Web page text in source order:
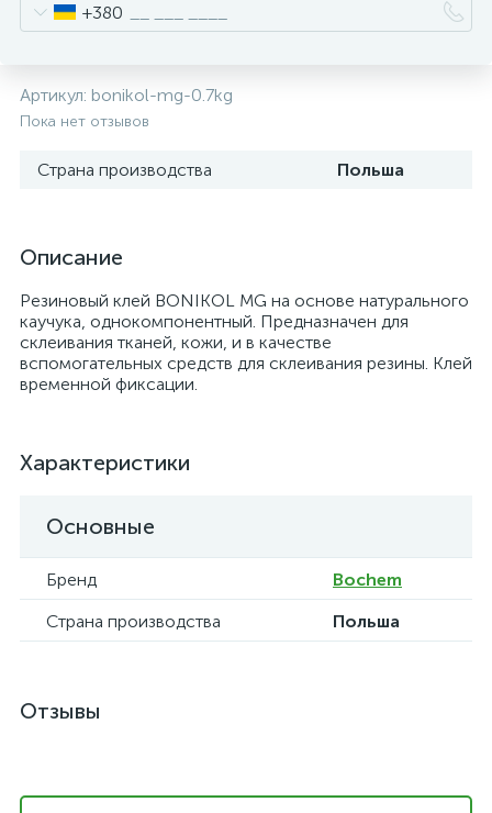
+380
Артикул: bonikol-mg-0.7kg
Пока нет отзывов
Страна производства Польша
Описание
Резиновый клей BONIKOL MG на основе натурального
каучука, однокомпонентный. Предназначен для
склеивания тканей, кожи, и в качестве
вспомогательных средств для склеивания резины. Клей
временной фиксации.
Характеристики
Основные
Бренд
Bochem
Страна производства
Польша
Отзывы